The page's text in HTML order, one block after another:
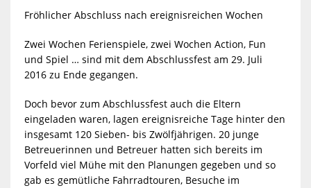
Fröhlicher Abschluss nach ereignisreichen Wochen
Zwei Wochen Ferienspiele, zwei Wochen Action, Fun
und Spiel … sind mit dem Abschlussfest am 29. Juli
2016 zu Ende gegangen.
Doch bevor zum Abschlussfest auch die Eltern
eingeladen waren, lagen ereignisreiche Tage hinter den
insgesamt 120 Sieben- bis Zwölfjährigen. 20 junge
Betreuerinnen und Betreuer hatten sich bereits im
Vorfeld viel Mühe mit den Planungen gegeben und so
gab es gemütliche Fahrradtouren, Besuche im